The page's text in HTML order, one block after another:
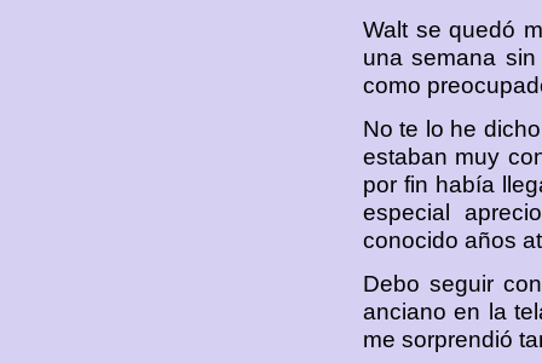
Walt se quedó
una semana
como
No te lo he
estaban muy
por fin había
especial
conocido años
Debo seguir
anciano en la
me sorprendió